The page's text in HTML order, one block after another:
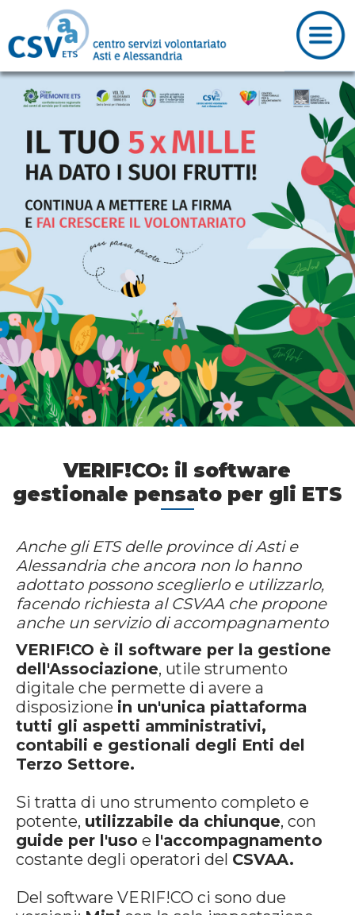
VERIF!CO: il software
gestionale pensato per gli ETS
Anche gli ETS delle province di Asti e
Alessandria che ancora non lo hanno
adottato possono sceglierlo e utilizzarlo,
facendo richiesta al CSVAA che propone
anche un servizio di accompagnamento
VERIF!CO è il software per la gestione
dell'Associazione, utile strumento
digitale che permette di avere a
disposizione in un'unica piattaforma
tutti gli aspetti amministrativi,
contabili e gestionali degli Enti del
Terzo Settore.
Si tratta di uno strumento completo e
potente, utilizzabile da chiunque, con
guide per l'uso e l'accompagnamento
costante degli operatori del CSVAA.
Del software VERIF!CO ci sono due